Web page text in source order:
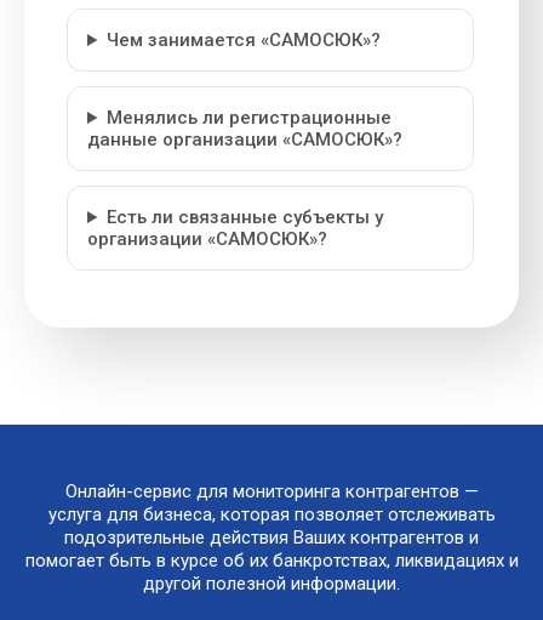
Чем занимается «САМОСЮК»?
Менялись ли регистрационные
данные организации «САМОСЮК»?
Есть ли связанные субъекты у
организации «САМОСЮК»?
Онлайн-сервис для мониторинга контрагентов —
услуга для бизнеса, которая позволяет отслеживать
подозрительные действия Ваших контрагентов и
помогает быть в курсе об их банкротствах, ликвидациях и
другой полезной информации.